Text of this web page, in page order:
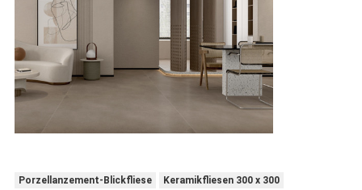
Porzellanzement-Blickfliese
Keramikfliesen 300 x 300